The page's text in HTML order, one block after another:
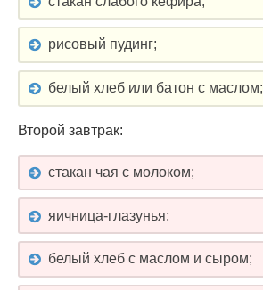
рисовый пудинг;
белый хлеб или батон с маслом;
Второй завтрак:
стакан чая с молоком;
яичница-глазунья;
белый хлеб с маслом и сыром;